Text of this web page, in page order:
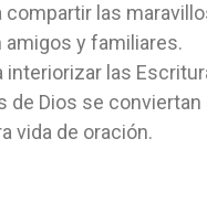
compartir las
amigos y familiares.
interiorizar las
de Dios se conviertan
vida de oración.